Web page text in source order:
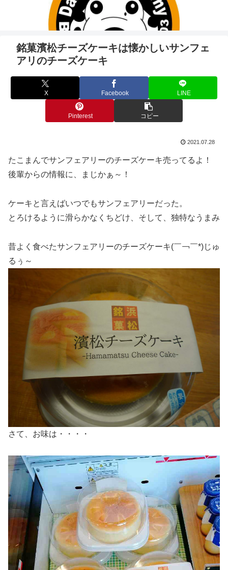
銘菓濱松チーズケーキは懐かしいサンフェ
アリのチーズケーキ
X Facebook LINE
Pinterest コピー
2021.07.28
たこまんでサンフェアリーのチーズケーキ売ってるよ！
後輩からの情報に、まじかぁ～！
ケーキと言えばいつでもサンフェアリーだった。
とろけるように滑らかなくちどけ、そして、独特なうまみ
昔よく食べたサンフェアリーのチーズケーキ(￣￢￣*)じゅ
るぅ～
さて、お味は・・・・